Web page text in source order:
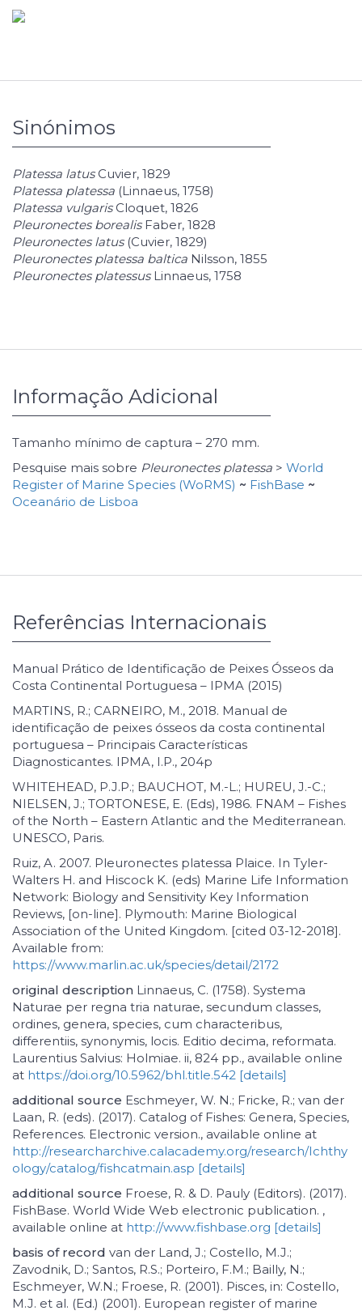
Sinónimos
Platessa latusCuvier, 1829
Platessa platessa (Linnaeus, 1758)
Platessa vulgarisCloquet, 1826
Pleuronectes borealisFaber, 1828
Pleuronectes latus(Cuvier, 1829)
Pleuronectes platessa baltica Nilsson, 1855
Pleuronectes platessusLinnaeus, 1758
Informação Adicional
Tamanho mínimo de captura – 270 mm.
Pesquise mais sobre Pleuronectes platessa > World
Register of Marine Species (WoRMS) ~ FishBase ~
Oceanário de Lisboa
Referências Internacionais
Manual Prático de Identificação de Peixes Ósseos da
Costa Continental Portuguesa – IPMA (2015)
MARTINS, R.; CARNEIRO, M., 2018. Manual de
identificação de peixes ósseos da costa continental
portuguesa – Principais Características
Diagnosticantes. IPMA, I.P., 204p
WHITEHEAD, P.J.P.; BAUCHOT, M.-L.; HUREU, J.-C.;
NIELSEN, J.; TORTONESE, E. (Eds), 1986. FNAM – Fishes
of the North – Eastern Atlantic and the Mediterranean.
UNESCO, Paris.
Ruiz, A. 2007. Pleuronectes platessa Plaice. In Tyler-
Walters H. and Hiscock K. (eds) Marine Life Information
Network: Biology and Sensitivity Key Information
Reviews, [on-line]. Plymouth: Marine Biological
Association of the United Kingdom. [cited 03-12-2018].
Available from:
https://www.marlin.ac.uk/species/detail/2172
original description Linnaeus, C. (1758). Systema
Naturae per regna tria naturae, secundum classes,
ordines, genera, species, cum characteribus,
differentiis, synonymis, locis. Editio decima, reformata.
Laurentius Salvius: Holmiae. ii, 824 pp., available online
at https://doi.org/10.5962/bhl.title.542 [details]
additional source Eschmeyer, W. N.; Fricke, R.; van der
Laan, R. (eds). (2017). Catalog of Fishes: Genera, Species,
References. Electronic version., available online at
http://researcharchive.calacademy.org/research/Ichthy
ology/catalog/fishcatmain.asp [details]
additional source Froese, R. & D. Pauly (Editors). (2017).
FishBase. World Wide Web electronic publication. ,
available online at http://www.fishbase.org [details]
basis of record van der Land, J.; Costello, M.J.;
Zavodnik, D.; Santos, R.S.; Porteiro, F.M.; Bailly, N.;
Eschmeyer, W.N.; Froese, R. (2001). Pisces, in: Costello,
M.J. et al. (Ed.) (2001). European register of marine